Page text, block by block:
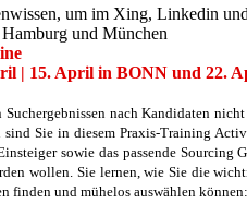
um im Xing, Linkedin
und München
| 15. April in BONN und 22.
Suchergebnissen nach Kandidaten
sind Sie in diesem Praxis-Training
sowie das passende
wollen. Sie lernen, wie Sie die
finden und mühelos auswählen